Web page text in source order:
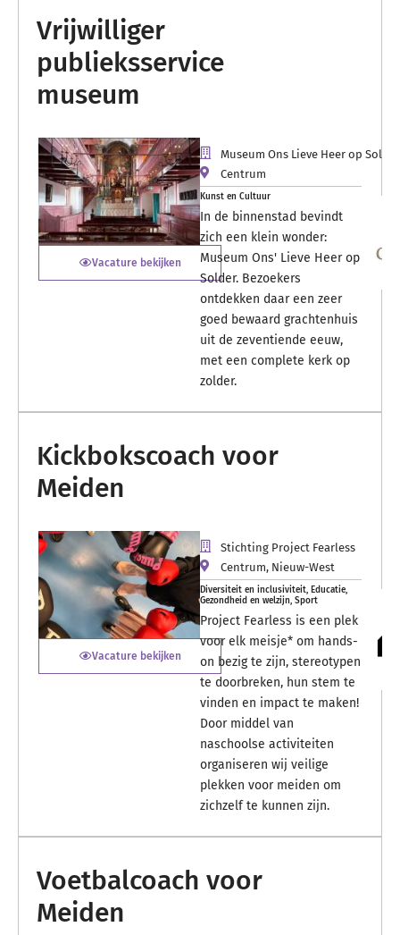
Vrijwilliger
publieksservice
museum
Vacature bekijken
Museum Ons Lieve Heer op Solder
Centrum
Kunst en Cultuur
In de binnenstad bevindt
zich een klein wonder:
Museum Ons' Lieve Heer op
Solder. Bezoekers
ontdekken daar een zeer
goed bewaard grachtenhuis
uit de zeventiende eeuw,
met een complete kerk op
zolder.
Kickbokscoach voor
Meiden
Vacature bekijken
Stichting Project Fearless
Centrum, Nieuw-West
Diversiteit en inclusiviteit, Educatie,
Gezondheid en welzijn, Sport
Project Fearless is een plek
voor elk meisje* om hands-
on bezig te zijn, stereotypen
te doorbreken, hun stem te
vinden en impact te maken!
Door middel van
naschoolse activiteiten
organiseren wij veilige
plekken voor meiden om
zichzelf te kunnen zijn.
Voetbalcoach voor
Meiden